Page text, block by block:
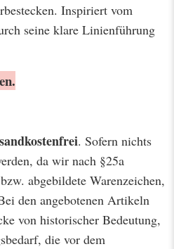
Inspiriert vom
seine klare Linienführung
. Sofern nichts
da wir nach §25a
abgebildete Warenzeichen,
den angebotenen Artikeln
von historischer Bedeutung,
die vor dem